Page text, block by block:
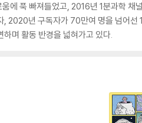
에 푹 빠져들었고, 2016년 1분과학
, 2020년 구독자가 70만여 명을 넘어
하며 활동 반경을 넓혀가고 있다.